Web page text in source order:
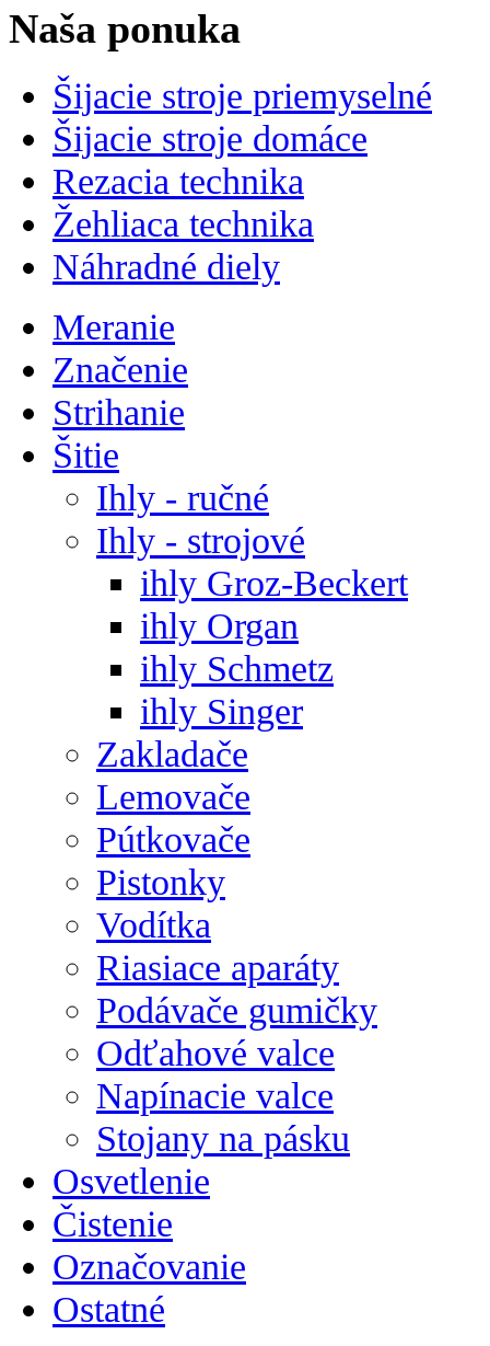
Naša ponuka
Šijacie stroje priemyselné
Šijacie stroje domáce
Rezacia technika
Žehliaca technika
Náhradné diely
Meranie
Značenie
Strihanie
Šitie
Ihly - ručné
Ihly - strojové
ihly Groz-Beckert
ihly Organ
ihly Schmetz
ihly Singer
Zakladače
Lemovače
Pútkovače
Pistonky
Vodítka
Riasiace aparáty
Podávače gumičky
Odťahové valce
Napínacie valce
Stojany na pásku
Osvetlenie
Čistenie
Označovanie
Ostatné